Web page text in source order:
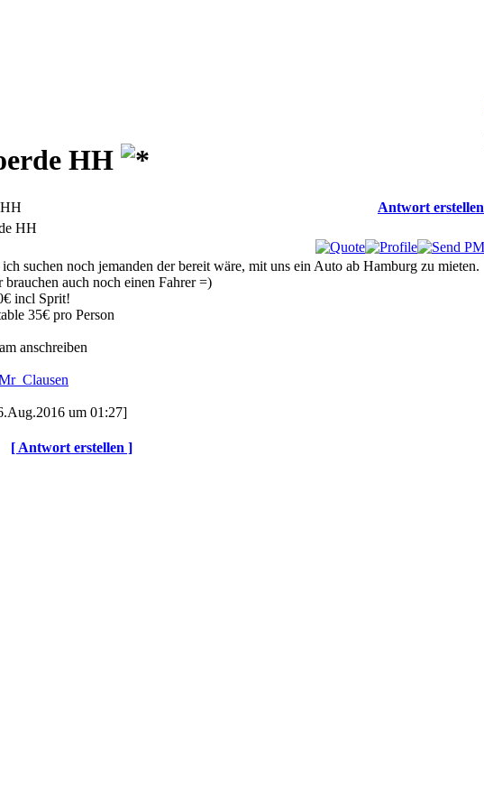
HH
Antwort erstellen
HH
suchen noch jemanden der bereit wäre, mit uns ein Auto ab Hamburg zu mieten.
auch noch einen Fahrer =)
incl Sprit!
35€ pro Person
anschreiben
um 01:27]
[ Antwort erstellen ]